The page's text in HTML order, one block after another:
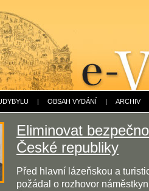
| OBSAH VYDÁNÍ | ARCHIV
Eliminovat
České republiky
Před hlavní lázeňskou a
požádal o rozhovor